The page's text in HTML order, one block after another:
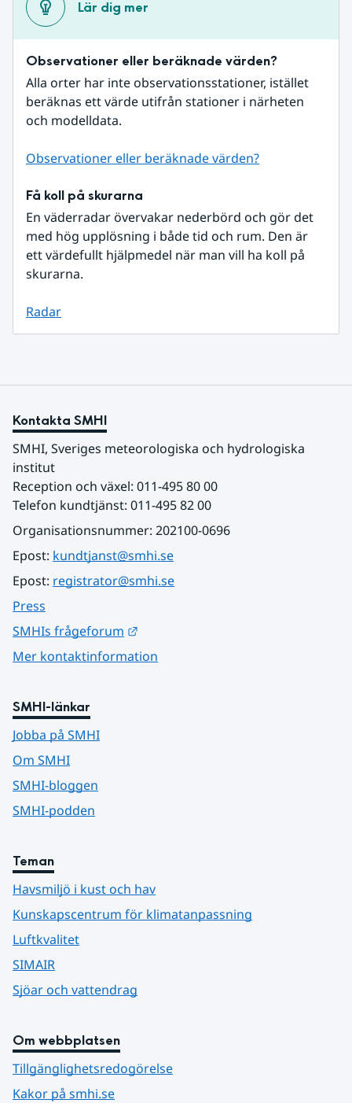
Lär dig mer
Observationer eller beräknade värden?
Alla orter har inte observationsstationer, istället
beräknas ett värde utifrån stationer i närheten
och modelldata.
Observationer eller beräknade värden?
Få koll på skurarna
En väderradar övervakar nederbörd och gör det
med hög upplösning i både tid och rum. Den är
ett värdefullt hjälpmedel när man vill ha koll på
skurarna.
Radar
Kontakta SMHI
SMHI, Sveriges meteorologiska och hydrologiska
institut
Reception och växel: 011-495 80 00
Telefon kundtjänst: 011-495 82 00
Organisationsnummer: 202100-0696
Epost: kundtjanst@smhi.se
Epost: registrator@smhi.se
Press
SMHIs frågeforum
Mer kontaktinformation
SMHI-länkar
Jobba på SMHI
Om SMHI
SMHI-bloggen
SMHI-podden
Teman
Havsmiljö i kust och hav
Kunskapscentrum för klimatanpassning
Luftkvalitet
SIMAIR
Sjöar och vattendrag
Om webbplatsen
Tillgänglighetsredogörelse
Kakor på smhi.se